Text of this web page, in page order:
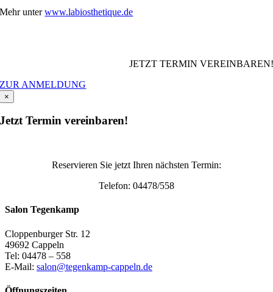
Mehr unterwww.labiosthetique.de
JETZT TERMIN VEREINBAREN!
ZUR ANMELDUNG
×
Jetzt Termin vereinbaren!
Reservieren Sie jetzt Ihren nächsten Termin:
Telefon: 04478/558
Salon Tegenkamp
Cloppenburger Str. 12
49692 Cappeln
Tel: 04478 – 558
E-Mail: salon@tegenkamp-cappeln.de